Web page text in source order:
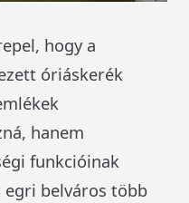
hogy a
óriáskerék
hanem
funkcióinak
egri belváros több